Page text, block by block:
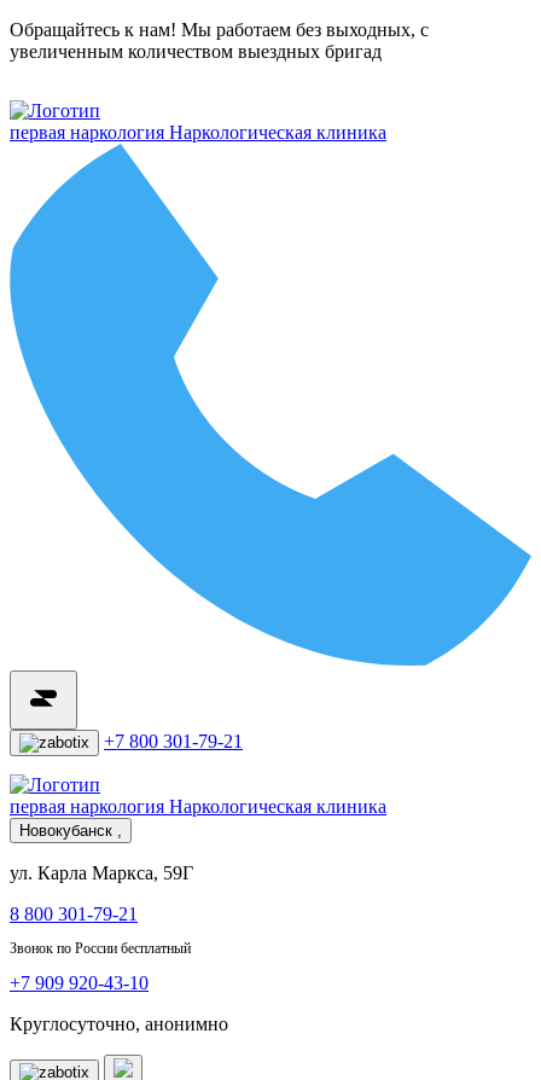
Обращайтесь к нам! Мы работаем без выходных, с
увеличенным количеством выездных бригад
первая наркология Наркологическая клиника
+7 800 301-79-21
первая наркология Наркологическая клиника
Новокубанск ,
ул. Карла Маркса, 59Г
8 800 301-79-21
Звонок по России бесплатный
+7 909 920-43-10
Круглосуточно, анонимно